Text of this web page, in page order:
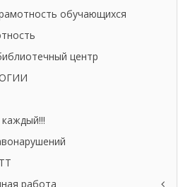
обучающихся
центр
работа